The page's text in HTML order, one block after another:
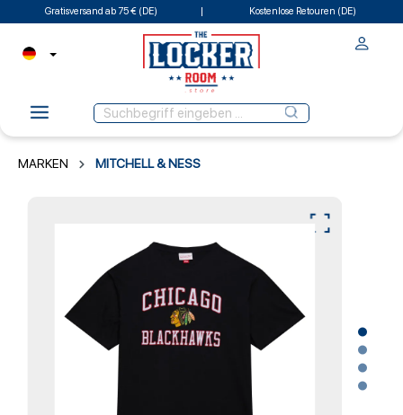
Gratisversand ab 75 € (DE) Kostenlose Retouren (DE)
MARKEN MITCHELL & NESS